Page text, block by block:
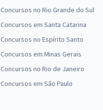
Concursos no Rio Grande do Sul
Concursos em Santa Catarina
Concursos no Espírito Santo
Concursos em Minas Gerais
Concursos no Rio de Janeiro
Concursos em São Paulo